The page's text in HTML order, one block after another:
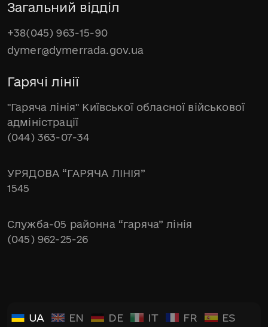
Загальний відділ
+38(045) 963-15-90
dymer@dymerrada.gov.ua
Гарячі лінії
"Гаряча лінія" Київської обласної військової
адміністрації
(044) 363-07-34
УРЯДОВА “ГАРЯЧА ЛІНІЯ”
1545
Служба-05 районна “гаряча” лінія
(045) 962-25-26
UA EN DE IT FR ES